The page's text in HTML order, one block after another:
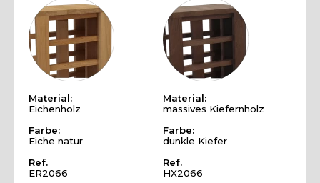
Material:
Eichenholz
Farbe:
Eiche natur
Ref.
ER2066
Material:
massives Kiefernholz
Farbe:
dunkle Kiefer
Ref.
HX2066